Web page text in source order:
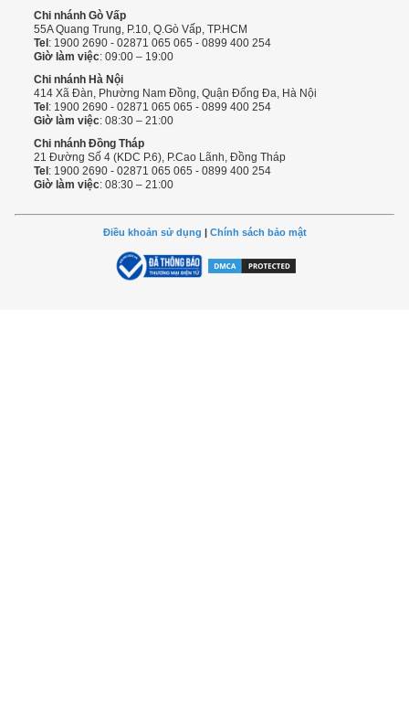
Chi nhánh Gò Vấp
55A Quang Trung, P.10, Q.Gò Vấp, TP.HCM
Tel: 1900 2690 - 02871 065 065 - 0899 400 254
Giờ làm việc: 09:00 – 19:00
Chi nhánh Hà Nội
414 Xã Đàn, Phường Nam Đồng, Quận Đống Đa, Hà Nội
Tel: 1900 2690 - 02871 065 065 - 0899 400 254
Giờ làm việc: 08:30 – 21:00
Chi nhánh Đồng Tháp
21 Đường Số 4 (KDC P.6), P.Cao Lãnh, Đồng Tháp
Tel: 1900 2690 - 02871 065 065 - 0899 400 254
Giờ làm việc: 08:30 – 21:00
Điều khoản sử dụng | Chính sách bảo mật